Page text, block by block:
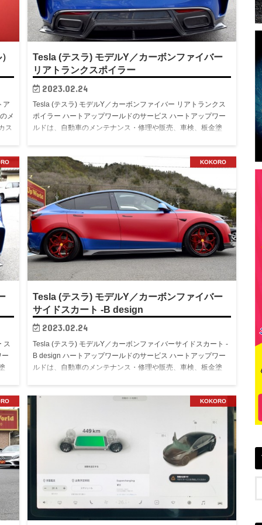
ア
メ
ス
Tesla (テスラ) モデルY／カーボンファイバー
リアトランクスポイラー
2023.02.24
Tesla (テスラ) モデルY／カーボンファイバー リアトランクス
ポイラー ハートアップワールドのサービス ハートアップワー
ルドは、自動車のメンテナンス・修理や販売、車検、板金塗
ス
KOKORO
Tesla (テスラ) モデルY／カーボンファイバー
サイドスカート -B design
2023.02.24
Tesla (テスラ) モデルY／カーボンファイバーサイドスカート -
B design ハートアップワールドのサービス ハートアップワー
ルドは、自動車のメンテナンス・修理や販売、車検、板金塗
KOKORO